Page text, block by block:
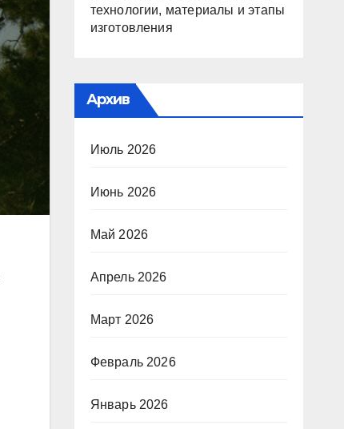
технологии, материалы и этапы
изготовления
Архив
Июль 2026
Июнь 2026
Май 2026
Апрель 2026
Март 2026
Февраль 2026
Январь 2026